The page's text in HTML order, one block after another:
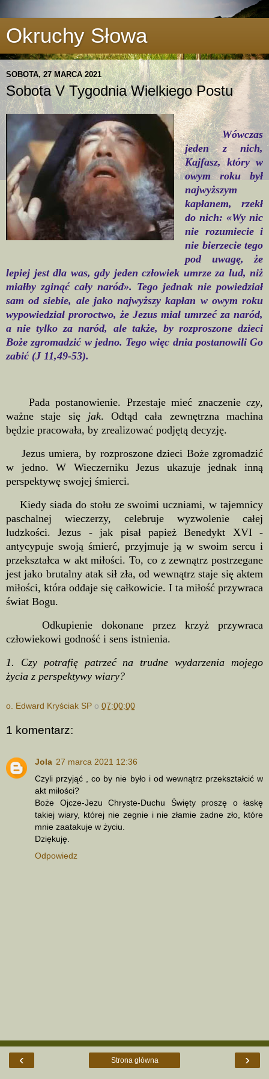
Okruchy Słowa
SOBOTA, 27 MARCA 2021
Sobota V Tygodnia Wielkiego Postu
Wówczas
jeden z nich,
Kajfasz, który w
owym roku był
najwyższym
kapłanem, rzekł
do nich: «Wy nic
nie rozumiecie i
nie bierzecie tego
pod uwagę, że
lepiej jest dla was, gdy jeden człowiek umrze za lud, niż
miałby zginąć cały naród». Tego jednak nie powiedział
sam od siebie, ale jako najwyższy kapłan w owym roku
wypowiedział proroctwo, że Jezus miał umrzeć za naród,
a nie tylko za naród, ale także, by rozproszone dzieci
Boże zgromadzić w jedno. Tego więc dnia postanowili Go
zabić (J 11,49-53).
Pada postanowienie. Przestaje mieć znaczenie czy,
ważne staje się jak. Odtąd cała zewnętrzna machina
będzie pracowała, by zrealizować podjętą decyzję.
Jezus umiera, by rozproszone dzieci Boże zgromadzić
w jedno. W Wieczerniku Jezus ukazuje jednak inną
perspektywę swojej śmierci.
Kiedy siada do stołu ze swoimi uczniami, w tajemnicy
paschalnej wieczerzy, celebruje wyzwolenie całej
ludzkości. Jezus - jak pisał papież Benedykt XVI -
antycypuje swoją śmierć, przyjmuje ją w swoim sercu i
przekształca w akt miłości. To, co z zewnątrz postrzegane
jest jako brutalny atak sił zła, od wewnątrz staje się aktem
miłości, która oddaje się całkowicie. I ta miłość przywraca
świat Bogu.
Odkupienie dokonane przez krzyż przywraca
człowiekowi godność i sens istnienia.
1. Czy potrafię patrzeć na trudne wydarzenia mojego
życia z perspektywy wiary?
o. Edward Kryściak SP o 07:00:00
1 komentarz:
Jola 27 marca 2021 12:36
Czyli przyjąć , co by nie było i od wewnątrz przekształcić w
akt miłości?
Boże Ojcze-Jezu Chryste-Duchu Święty proszę o łaskę
takiej wiary, której nie zegnie i nie złamie żadne zło, które
mnie zaatakuje w życiu.
Dziękuję.
Odpowiedz
‹ ›
Strona główna